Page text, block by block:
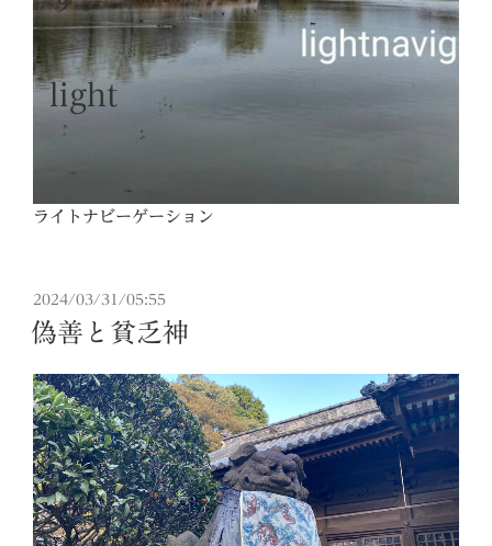
light
ライトナビーゲーション
投
稿
日:
2024/03/31/05:55
偽善と貧乏神